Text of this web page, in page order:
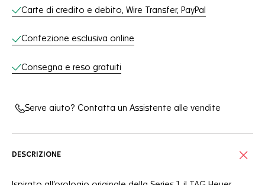
Carte di credito e debito, Wire Transfer, PayPal
Confezione esclusiva online
Consegna e reso gratuiti
Serve aiuto? Contatta un Assistente alle vendite
DESCRIZIONE